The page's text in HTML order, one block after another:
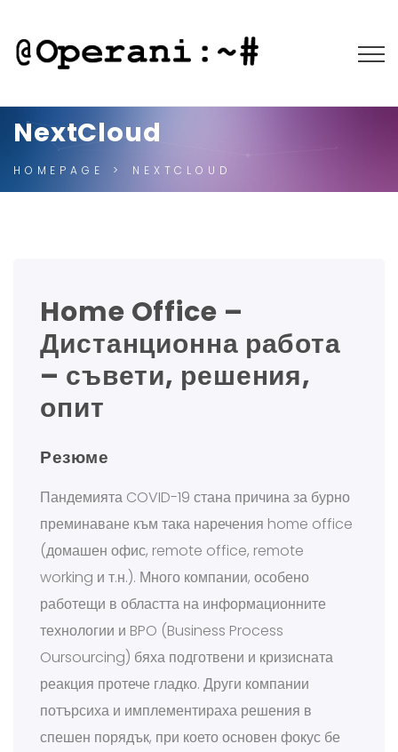
NextCloud
HOMEPAGE NEXTCLOUD
Home Office –
Дистанционна работа
– съвети, решения,
опит
Резюме
Пандемията COVID-19 стана причина за бурно
преминаване към така наречения home office
(домашен офис, remote office, remote
working и т.н.). Много компании, особено
работещи в областта на информационните
технологии и BPO (Business Process
Oursourcing) бяха подготвени и кризисната
реакция протече гладко. Други компании
потърсиха и имплементираха решения в
спешен порядък, при което основен фокус бе